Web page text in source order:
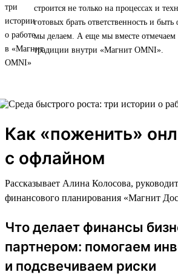
строится не только на процессах и
готовых брать ответственность и
мы делаем. А еще мы вместе отмечаем
традиции внутри «Магнит OMNI».
Как «поженить»
с офлайном
Рассказывает Алина Колосова,
финансового планирования «Магнит
Что делает финансы
партнером: помогаем
и подсвечиваем риски